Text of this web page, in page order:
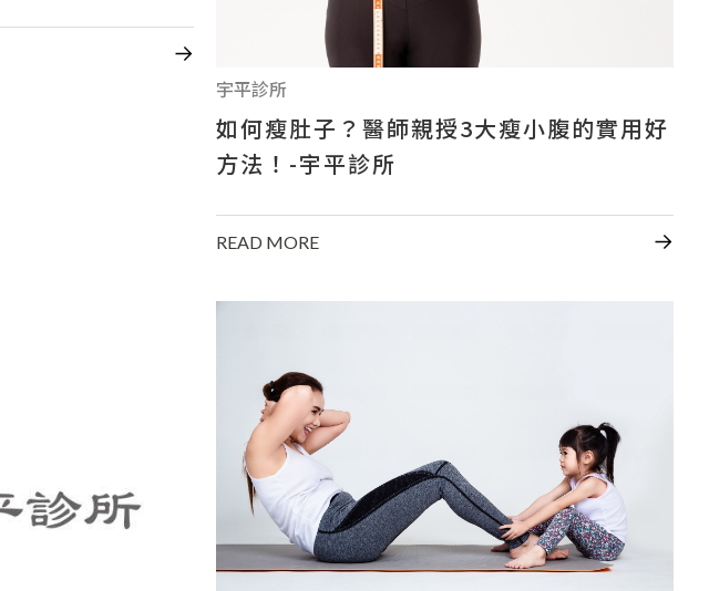
+886-7-334-2608
高雄市前鎮區中山二路46號
宇平診所
如何瘦肚子？醫師親授3大瘦小腹的實用好
方法！-宇平診所
READ MORE